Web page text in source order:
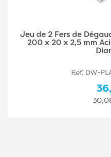
Jeu de 2 Fers de
250 x 30 x 3 mm
Ref. DW-